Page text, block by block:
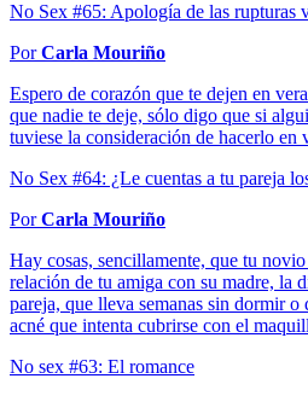
No Sex #65: Apología de las rupturas
PorCarla Mouriño
Espero de corazón que te dejen en
que nadie te deje, sólo digo que si
tuviese la consideración de hacerlo en
No Sex #64: ¿Le cuentas a tu pareja
PorCarla Mouriño
Hay cosas, sencillamente, que tu
relación de tu amiga con su madre, la
pareja, que lleva semanas sin dormir
acné que intenta cubrirse con el
No sex #63: El romance